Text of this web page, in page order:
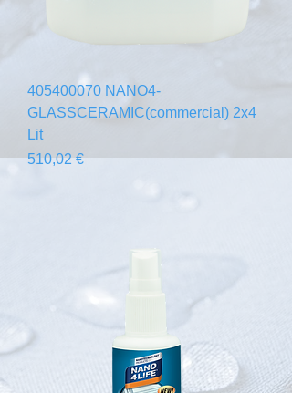
405400070 NANO4-
GLASSCERAMIC(commercial) 2x4
Lit
Prix
510,02 €